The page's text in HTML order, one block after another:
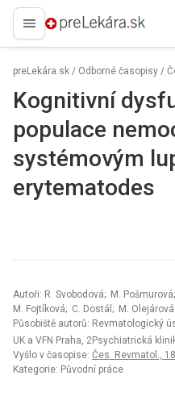
preLekára.sk
preLekára.sk / Odborné časopisy /
Kognitivní
populace
systémovým
erytematodes
Autoři: R. Svobodová; M.
M. Fojtíková; C. Dostál; M. Olejárová
Působiště autorů: Revmatologický
UK a VFN Praha, 2Psychiatrická
Vyšlo v časopise: Čes. Revmatol.,
Kategorie: Původní práce